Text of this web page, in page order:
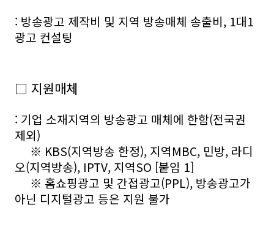
: 방송광고 제작비 및 지역 방송매체 송출비, 1대1
광고 컨설팅
□ 지원매체
: 기업 소재지역의 방송광고 매체에 한함(전국권
제외)
※ KBS(지역방송 한정), 지역MBC, 민방, 라디
오(지역방송), IPTV, 지역SO [붙임 1]
※ 홈쇼핑광고 및 간접광고(PPL), 방송광고가
아닌 디지털광고 등은 지원 불가